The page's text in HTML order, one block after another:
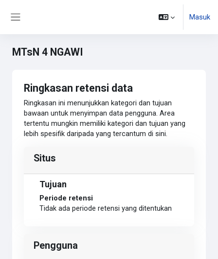
Masuk
MTsN 4 NGAWI
Ringkasan retensi data
Ringkasan ini menunjukkan kategori dan tujuan
bawaan untuk menyimpan data pengguna. Area
tertentu mungkin memiliki kategori dan tujuan yang
lebih spesifik daripada yang tercantum di sini.
Situs
Tujuan
Periode retensi
Tidak ada periode retensi yang ditentukan
Pengguna